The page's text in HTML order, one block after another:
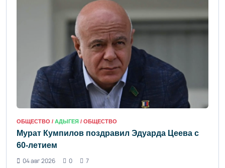
ОБЩЕСТВО / АДЫГЕЯ / ОБЩЕСТВО
Мурат Кумпилов поздравил Эдуарда Цеева с
60-летием
04 авг 2026
0 7